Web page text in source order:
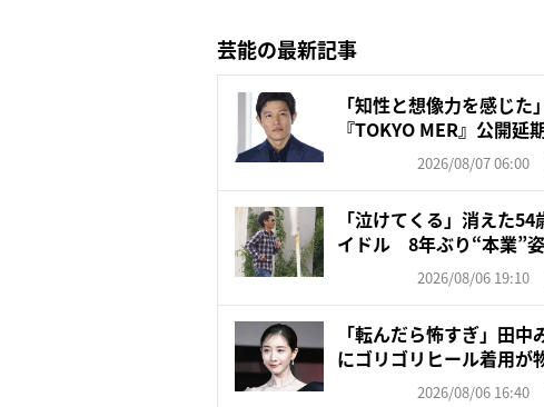
芸能の最新記事
「知性と想像力を感じた
『TOKYO MER』公開延
2026/08/07 06:00
「泣けてくる」消えた
イドル 8年ぶり“本業”
2026/08/06 19:10
「転んだら怖すぎ」田
にゴリゴリヒール着用
2026/08/06 16:40